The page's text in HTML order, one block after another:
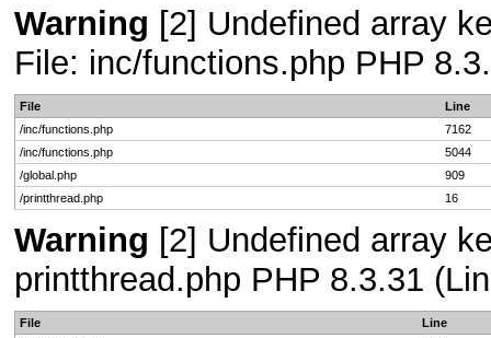
Warning [2] Undefined array
File: inc/functions.php PHP
File
Line
/inc/functions.php
7162
/inc/functions.php
5044
/global.php
909
/printthread.php
16
Warning [2] Undefined array
printthread.php PHP 8.3.31
File
Line